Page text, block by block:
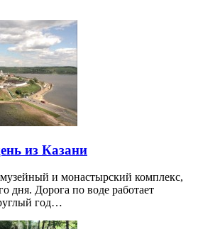
из Казани
и монастырский комплекс,
дня. Дорога по воде работает
год…